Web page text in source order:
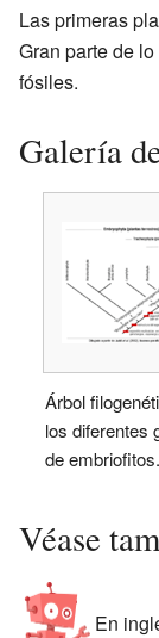
Las primeras
Gran parte de
fósiles.
Galería
Árbol
los diferentes
de embriofitos.
Véase
En